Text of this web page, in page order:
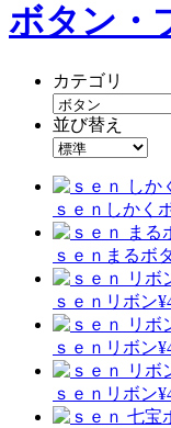
ボタン・
カテゴリ
並び替え
ｓｅｎ しかく
ｓｅｎ まるボ
ｓｅｎ リボン
ｓｅｎ リボン
ｓｅｎ リボン